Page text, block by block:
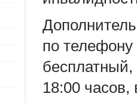
по телефону
бесплатный,
18:00 часов,